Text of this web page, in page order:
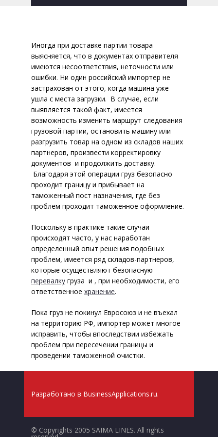
контейнеров
Складские операции
Хранение
География складов
Перевалка грузов
Переоформление
документов
Сбор и консолидация
Таможенное оформление
Процедуры
Услуги на различных
терминалах: за рубежом, в
России
Сертификация
О Компании
Наш стиль работы
Контакты
Экспедиторам и
Иногда при доставке партии товара
выясняется, что в документах отправителя
имеются несоответствия, неточности или
ошибки. Ни один российский импортер не
застрахован от этого, когда машина уже
ушла с места загрузки. В случае, если
выявляется такой факт, имеется
возможность изменить маршрут следования
грузовой партии, остановить машину или
разгрузить товар на одном из складов наших
партнеров, произвести корректировку
документов и продолжить доставку.
Благодаря этой операции груз безопасно
проходит границу и прибывает на
таможенный пост назначения, где без
проблем проходит таможенное оформление.
Поскольку в практике такие случаи
происходят часто, у нас наработан
определенный опыт решения подобных
проблем, имеется ряд складов-партнеров,
которые осуществляют безопасную
перевалку груза и , при необходимости, его
ответственное хранение.
Пока груз не покинул Евросоюз и не въехал
на территорию РФ, импортер может многое
исправить, чтобы впоследствии избежать
проблем при пересечении границы и
проведении таможенной очистки.
Разработано в BusinessApplications.ru.
© Copyrights 2005 SAIMA LINES. All rights